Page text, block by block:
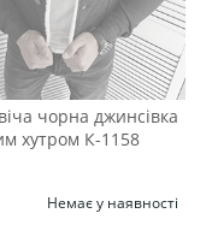
чорна джинсівка
хутром К-1158
Немає у наявності